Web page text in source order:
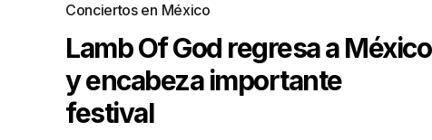
Conciertos en México
Lamb Of God regresa a México
y encabeza importante
festival